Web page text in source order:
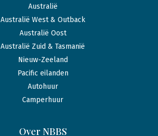
Australië
Australië West & Outback
Australië Oost
Australië Zuid & Tasmanië
Nieuw-Zeeland
Pacific eilanden
Autohuur
Camperhuur
Over NBBS